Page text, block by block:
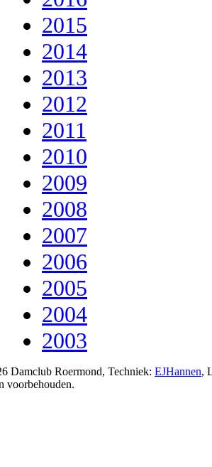
2015
2014
2013
2012
2011
2010
2009
2008
2007
2006
2005
2004
2003
Damclub Roermond, Techniek: EJHannen,
voorbehouden.